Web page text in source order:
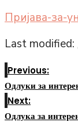
Пријава-за-
Last
Previous:
Одлуки за
Next:
Одлука за